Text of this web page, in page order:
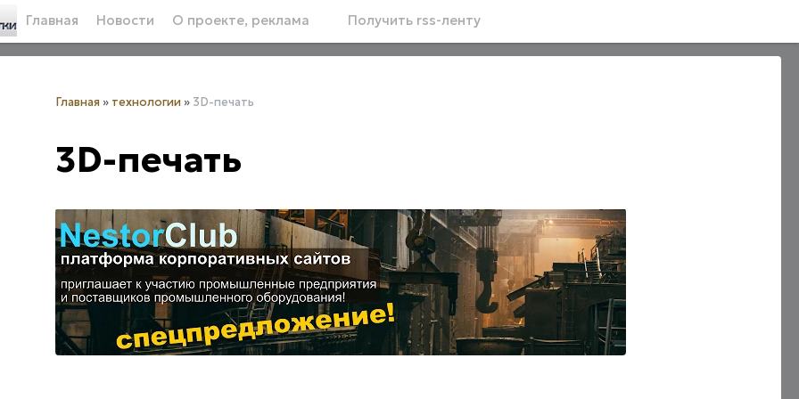
Главная Новости О проекте, реклама Получить rss-ленту
Главная » технологии » 3D-печать
3D-печать